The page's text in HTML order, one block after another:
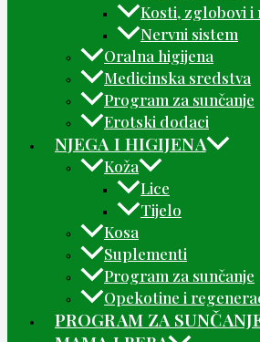
Kosti, zglobovi i
Nervni sistem
Oralna higijena
Medicinska sredstva
Program za sunčanje
Erotski dodaci
NJEGA I HIGIJENA
Koža
Lice
Tijelo
Kosa
Suplementi
Program za sunčanje
Opekotine i
PROGRAM ZA